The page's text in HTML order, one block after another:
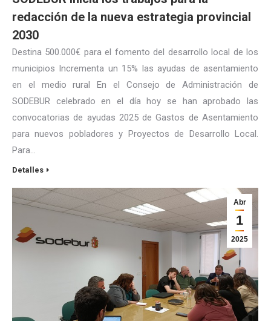
redacción de la nueva estrategia provincial
2030
Destina 500.000€ para el fomento del desarrollo local de los
municipios Incrementa un 15% las ayudas de asentamiento
en el medio rural En el Consejo de Administración de
SODEBUR celebrado en el día hoy se han aprobado las
convocatorias de ayudas 2025 de Gastos de Asentamiento
para nuevos pobladores y Proyectos de Desarrollo Local.
Para…
Detalles
Abr
1
2025